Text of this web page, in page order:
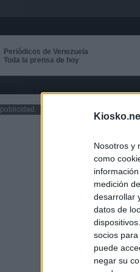
Nosotros y
como
medición
desarrollar
datos de
socios
puede
negar su
Periódicos de Venezuela
Toda la prensa de hoy
publicidad